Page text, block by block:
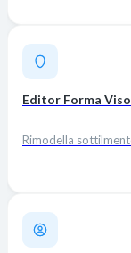
Editor Forma Viso
Rimodella